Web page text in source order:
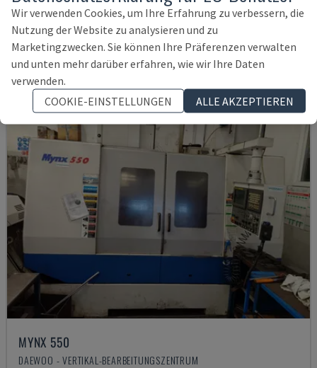
SPINNER - VERTIKAL-BEARBEITUNGSZENTRUM
DEUTSCHLAND 2021 6.000 STD
145.000 €
MYNX 550
DAEWOO - VERTIKAL-BEARBEITUNGSZENTRUM
Wir verwenden Cookies, um Ihre Erfahrung zu verbessern, die
Nutzung der Website zu analysieren und zu
Marketingzwecken. Sie können Ihre Präferenzen verwalten
und unten mehr darüber erfahren, wie wir Ihre Daten
verwenden.
COOKIE-EINSTELLUNGEN
ALLE AKZEPTIEREN